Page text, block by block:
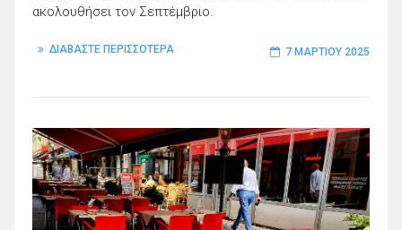
ακολουθήσει τον Σεπτέμβριο.
ΔΙΑΒΑΣΤΕ ΠΕΡΙΣΣΟΤΕΡΑ 7 ΜΑΡΤΊΟΥ 2025